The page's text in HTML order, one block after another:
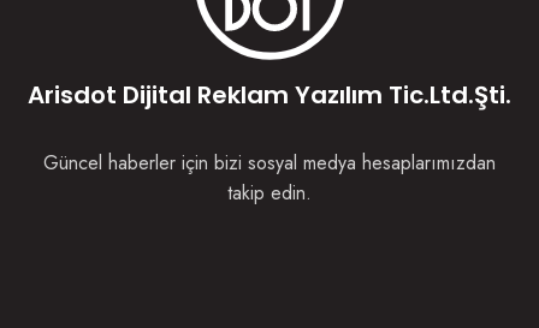
Arisdot Dijital Reklam Yazılım Tic.Ltd.Şti.
Güncel haberler için bizi sosyal medya hesaplarımızdan
takip edin.